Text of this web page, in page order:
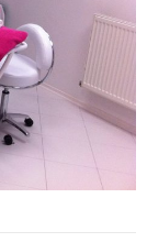
priestorov